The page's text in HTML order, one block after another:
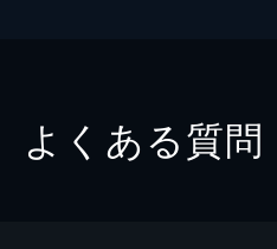
よくある質問